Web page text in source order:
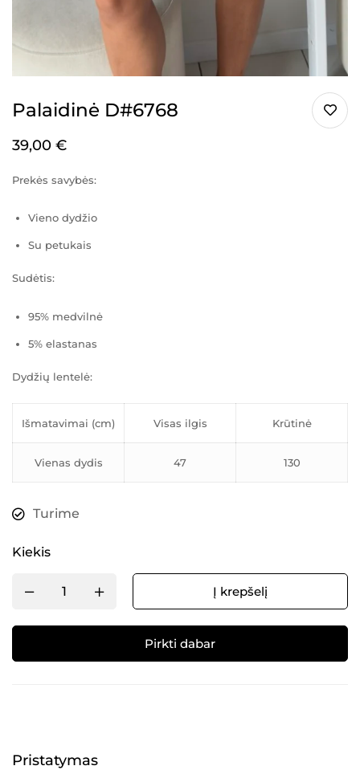
Palaidinė D#6768
39,00 €
Prekės savybės:
Vieno dydžio
Su petukais
Sudėtis:
95% medvilnė
5% elastanas
Dydžių lentelė:
Išmatavimai (cm) Visas ilgis Krūtinė
Vienas dydis 47 130
Turime
Kiekis
Į krepšelį
Pirkti dabar
Pristatymas